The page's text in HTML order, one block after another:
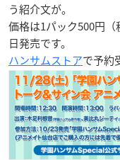
う紹介文が。
価格は1パック500円
日発売です。
ハンサムストアで予約